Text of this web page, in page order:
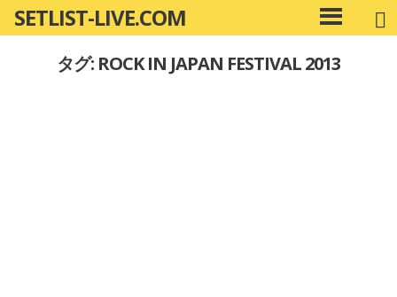
ン
SETLIST-LIVE.COM
メ
イ
タグ: ROCK IN JAPAN FESTIVAL 2013